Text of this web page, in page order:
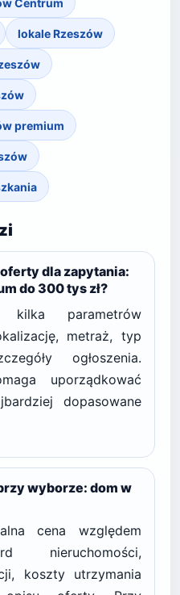
lokale Rzeszów
premium
dla zapytania:
do 300 tys zł?
kilka parametrów
metraż, typ
ogłoszenia.
uporządkować
dopasowane
wyborze: dom w
cena względem
nieruchomości,
koszty utrzymania